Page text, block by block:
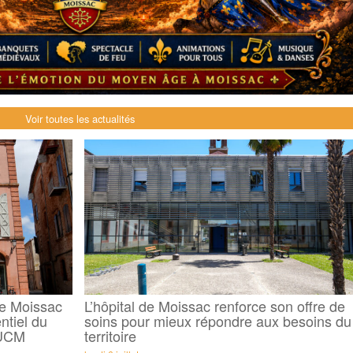
durable
Appels
Voir toutes les actualités
Moissac
du
L’hôpital de Moissac renforce son offre de
soins pour mieux répondre aux besoins du
territoire